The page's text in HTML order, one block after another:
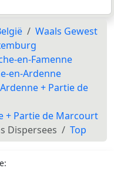
Waals Gewest
en-Famenne
en-Ardenne
+ Partie de
+ Partie de Marcourt
Dispersees
Top